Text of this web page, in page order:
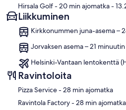
★ Garden ★
The terrace looks south across the
in front of the sea. This means you
grass, with lovely views. All whilst in
terrace.
✔ Large Garden lawn on seafront
✔ Large Gas BBQ (gas included)
✔ Dining Table with Seating for 8
✔ Gently sloping sandy beach
✔ Private Pier, space to dock your own
Hirsala Golf- 20 min ajomatka-
Liikkuminen
Kirkkonummen juna-asema –
Jorvaksen asema – 21
Helsinki-Vantaan lentokenttä
Ravintoloita
‪Pizza Service - ‬28 min ajomatka
‪Ravintola Factory - ‬28 min ajomatka